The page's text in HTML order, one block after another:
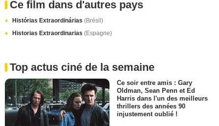
Ce film dans d'autres pays
Histórias Extraordinárias (Brésil)
Historias Extraordinarias (Espagne)
Top actus ciné de la semaine
Ce soir entre amis : Gary
Oldman, Sean Penn et Ed
Harris dans l'un des meilleurs
thrillers des années 90
injustement oublié !